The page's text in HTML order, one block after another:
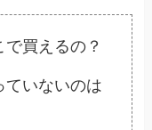
買えるの？
ていないのは